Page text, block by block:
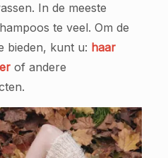
In de meeste
te veel. Om de
bieden, kunt u: haar
of andere